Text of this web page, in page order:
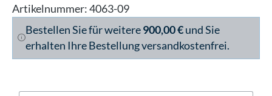
Artikelnummer:4063-09
Bestellen Sie für weitere900,00 €und Sie
erhalten Ihre Bestellung versandkostenfrei.